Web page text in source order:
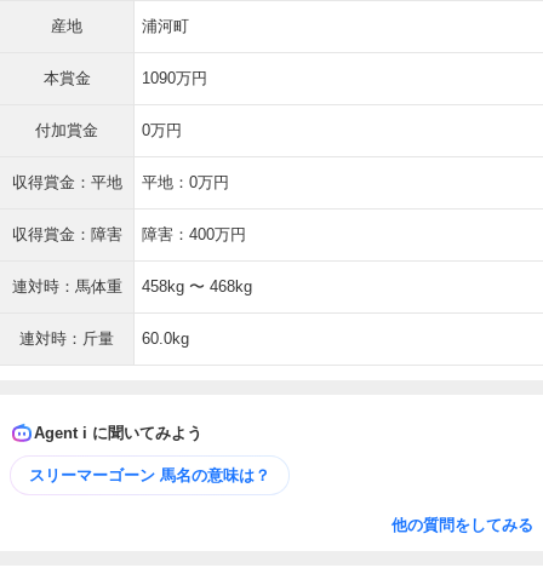
産地 浦河町
本賞金 1090万円
付加賞金 0万円
収得賞金：平地 平地：0万円
収得賞金：障害 障害：400万円
連対時：馬体重 458kg 〜 468kg
連対時：斤量 60.0kg
Agent i に聞いてみよう
スリーマーゴーン 馬名の意味は？
他の質問をしてみる